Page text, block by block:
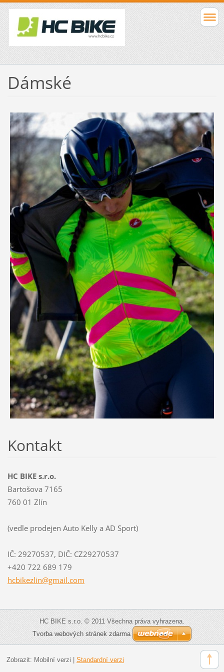
Dámské
Kontakt
HC BIKE s.r.o.
Bartošova 7165
760 01 Zlín
(vedle prodejen Auto Kelly a AD Sport)
IČ: 29270537, DIČ: CZ29270537
+420 722 689 179
hcbikezlin@gmail.com
HC BIKE s.r.o. © 2011 Všechna práva vyhrazena.
Tvorba webových stránek zdarma
Zobrazit: Mobilní verzi Standardní verzi